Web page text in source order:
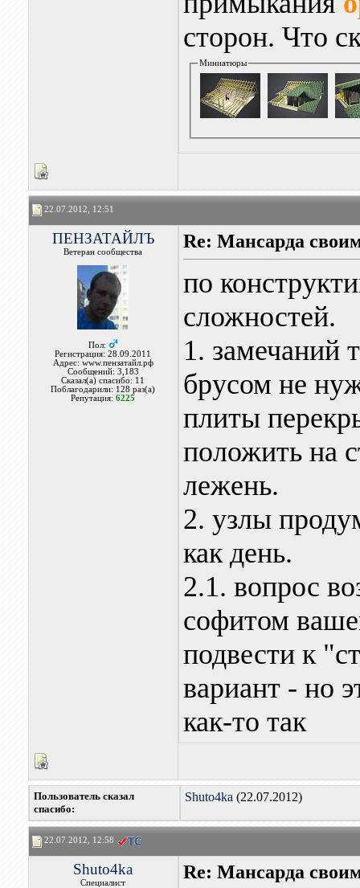
сторон. Что
Миниатюры
22.07.2012, 12:51
ПЕНЗАТАЙЛЪ
Ветеран сообщества
Пол:
Регистрация: 28.09.2011
Адрес: www.пензатайл.рф
Сообщений: 3,183
Сказал(а) спасибо: 11
Поблагодарили: 128 раз(а)
Репутация:6225
Re: Мансарда
по
сложностей.
1. замечаний
брусом не
плиты
положить на
лежень.
2. узлы
как день.
2.1. вопрос
софитом
подвести к
вариант - но
как-то так
Пользователь сказал
cпасибо:
Shuto4ka (22.07.2012)
22.07.2012, 12:58
Shuto4ka
Специалист
Re: Мансарда